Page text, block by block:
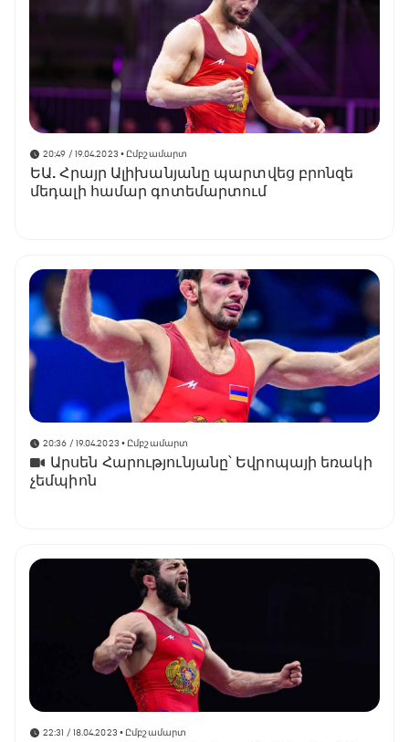
20:49 / 19.04.2023 • Ըմբշամարտ
ԵԱ. Հրայր Ալիխանյանը պարտվեց բրոնզե
մեդալի համար գոտեմարտում
20:36 / 19.04.2023 • Ըմբշամարտ
Արսեն Հարությունյանը՝ Եվրոպայի եռակի
չեմպիոն
22:31 / 18.04.2023 • Ըմբշամարտ